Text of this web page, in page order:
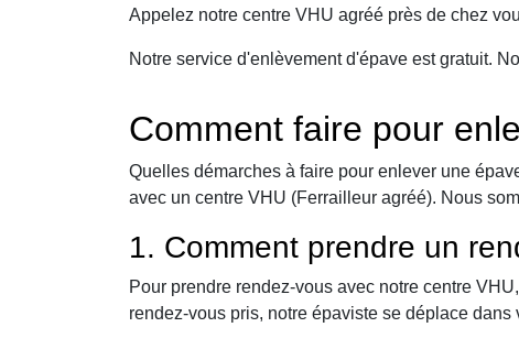
Appelez notre centre VHU agréé près de chez
Notre service d'enlèvement d'épave est gratuit.
Comment faire pour
Quelles démarches à faire pour enlever une
avec un centre VHU (Ferrailleur agréé). Nous
1. Comment prendre un
Pour prendre rendez-vous avec notre centre
rendez-vous pris, notre épaviste se déplace